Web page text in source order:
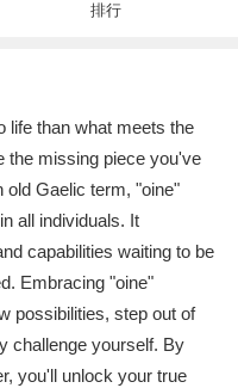
排行
life than what meets the
the missing piece you've
old Gaelic term, "oine"
all individuals. It
capabilities waiting to be
Embracing "oine"
possibilities, step out of
challenge yourself. By
you'll unlock your true